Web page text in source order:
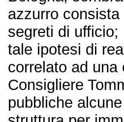
azzurro
segreti di ufficio;
tale ipotesi di
correlato ad
Consigliere
pubbliche